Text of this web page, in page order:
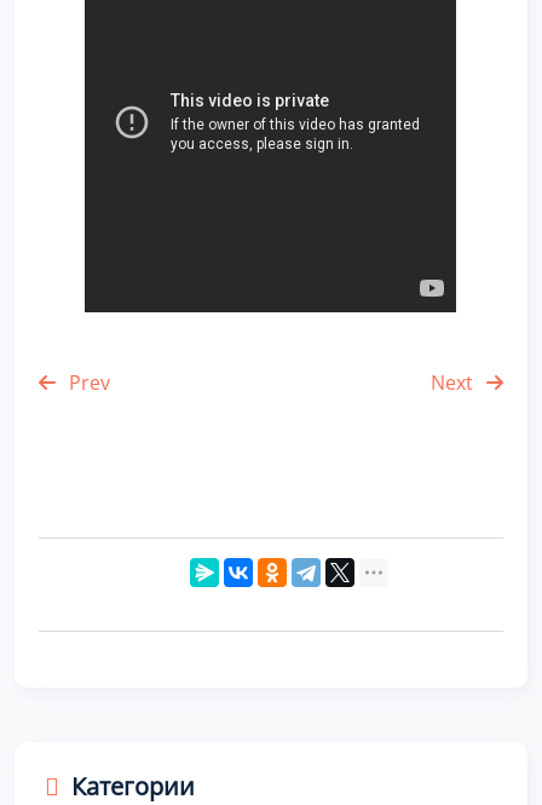
Prev Next
Категории